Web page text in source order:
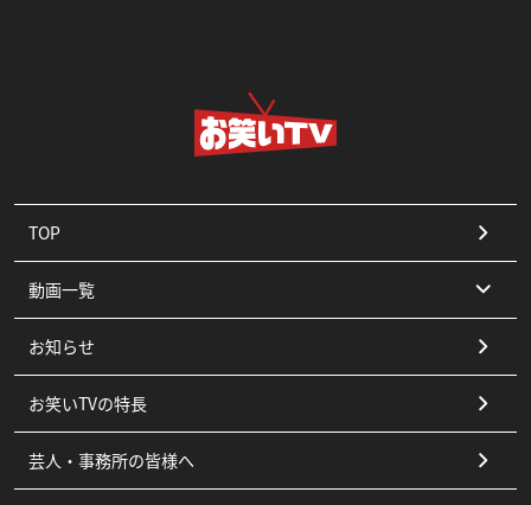
TOP
動画一覧
コント
漫才
ピン
お知らせ
お笑いTVの特長
芸人・事務所の皆様へ